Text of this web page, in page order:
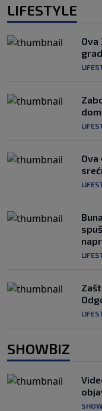
LIFESTYLE
Ova
SHOWBIZ